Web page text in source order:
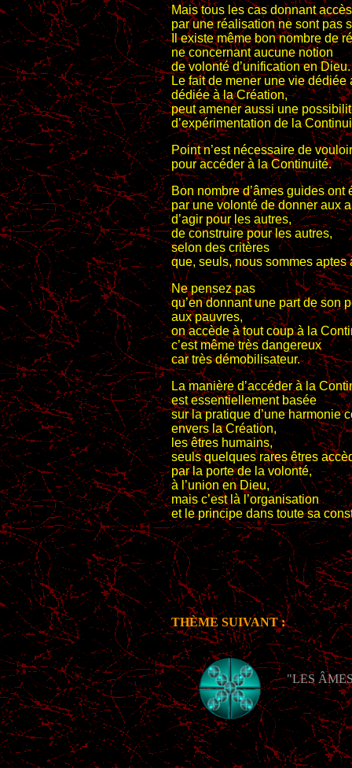
Mais tous les cas donnant
par une réalisation ne sont pas
Il existe même bon nombre de
ne concernant aucune notion
de volonté d’unification en Dieu.
Le fait de mener une vie dédiée
dédiée à la Création,
peut amener aussi une
d’expérimentation de la
Point n’est nécessaire de
pour accéder à la Continuité.
Bon nombre d’âmes guides ont
par une volonté de donner aux
d’agir pour les autres,
de construire pour les autres,
selon des critères
que, seuls, nous sommes aptes
Ne pensez pas
qu’en donnant une part de son
aux pauvres,
on accède à tout coup à la
c’est même très dangereux
car très démobilisateur.
La manière d’accéder à la
est essentiellement basée
sur la pratique d’une harmonie
envers la Création,
les êtres humains,
seuls quelques rares êtres
par la porte de la volonté,
à l’union en Dieu,
mais c’est là l’organisation
et le principe dans toute sa
THÈME SUIVANT :
"LES